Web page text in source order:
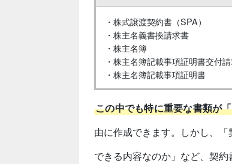
・株式譲渡契約書（SPA）
・株主名義書換請求書
・株主名簿
・株主名簿記載事項証明書交付
・株主名簿記載事項証明書
この中でも特に重要な書類が
由に作成できます。しかし、
できる内容なのか」など、契約